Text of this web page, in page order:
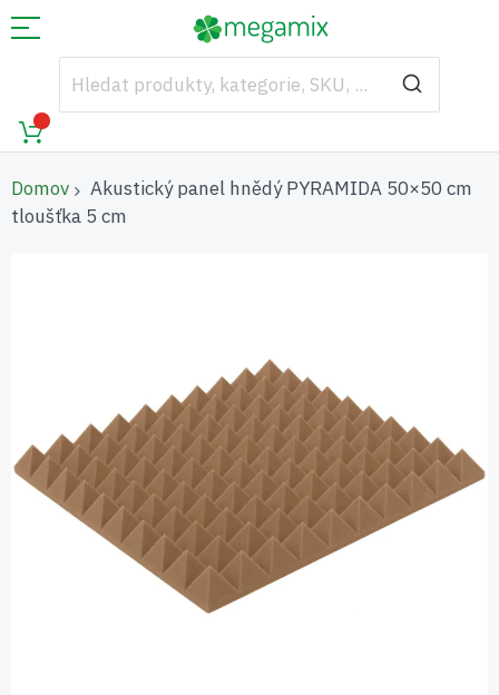
Domov
Akustický panel hnědý PYRAMIDA 50×50 cm
tloušťka 5 cm